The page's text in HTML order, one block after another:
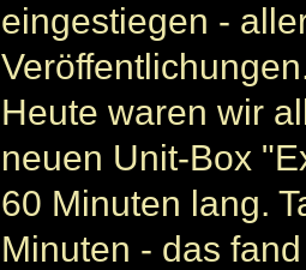
eingestiegen -
Heute waren wir
neuen Unit-Box
60 Minuten lang.
Minuten - das